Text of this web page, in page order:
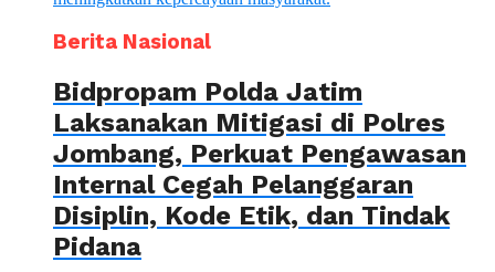
Berita Nasional
Bidpropam Polda Jatim
Laksanakan Mitigasi di Polres
Jombang, Perkuat Pengawasan
Internal Cegah Pelanggaran
Disiplin, Kode Etik, dan Tindak
Pidana